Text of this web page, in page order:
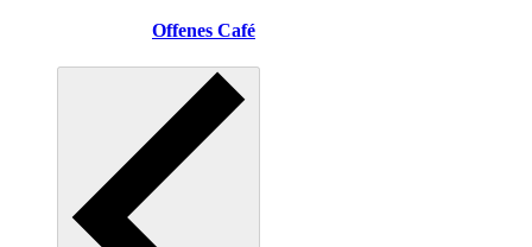
Offenes Café